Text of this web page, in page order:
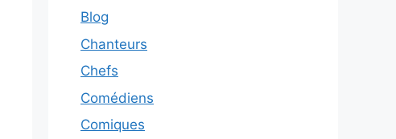
Blog
Chanteurs
Chefs
Comédiens
Comiques